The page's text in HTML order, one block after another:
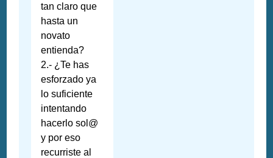
tan claro que
hasta un
novato
entienda?
2.- ¿Te has
esforzado ya
lo suficiente
intentando
hacerlo sol@
y por eso
recurriste al